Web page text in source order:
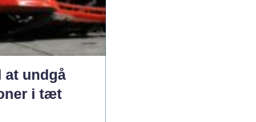
at undgå
i tæt